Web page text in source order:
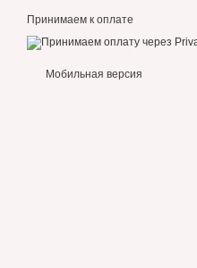
Принимаем к оплате
Мобильная версия